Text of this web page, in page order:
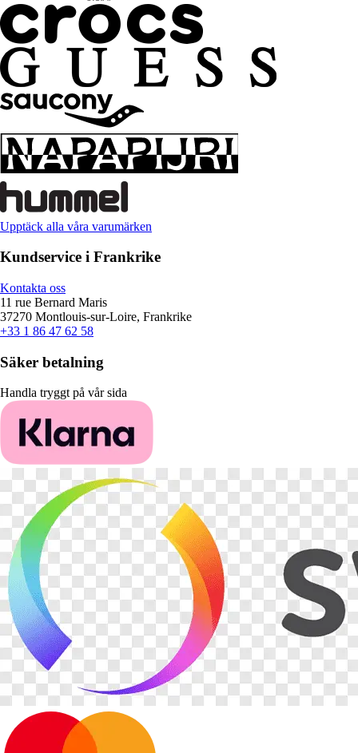
Upptäck alla våra varumärken
Kundservice i Frankrike
Kontakta oss
11 rue Bernard Maris
37270 Montlouis-sur-Loire, Frankrike
+33 1 86 47 62 58
Säker betalning
Handla tryggt på vår sida